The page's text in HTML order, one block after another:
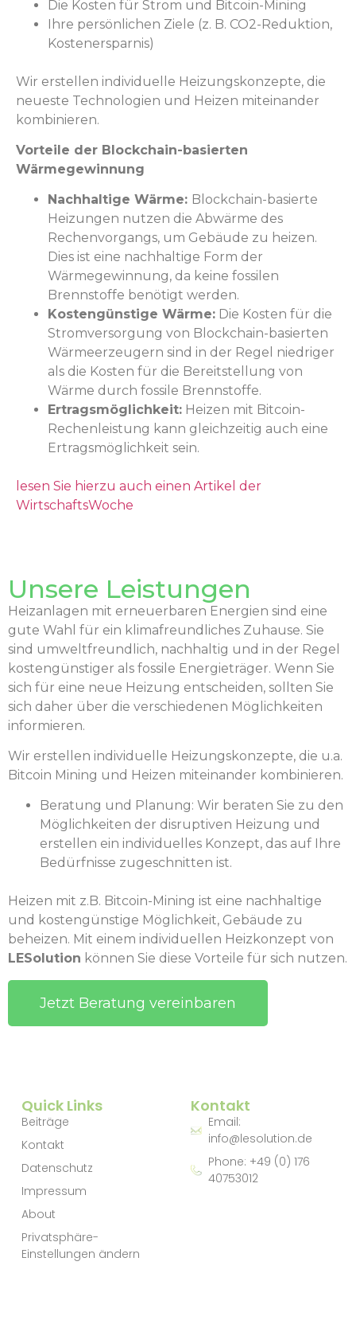
Die Kosten für Strom und Bitcoin-Mining
Ihre persönlichen Ziele (z. B. CO2-Reduktion,
Kostenersparnis)
Wir erstellen individuelle Heizungskonzepte, die
neueste Technologien und Heizen miteinander
kombinieren.
Vorteile der Blockchain-basierten
Wärmegewinnung
Nachhaltige Wärme: Blockchain-basierte
Heizungen nutzen die Abwärme des
Rechenvorgangs, um Gebäude zu heizen.
Dies ist eine nachhaltige Form der
Wärmegewinnung, da keine fossilen
Brennstoffe benötigt werden.
Kostengünstige Wärme: Die Kosten für die
Stromversorgung von Blockchain-basierten
Wärmeerzeugern sind in der Regel niedriger
als die Kosten für die Bereitstellung von
Wärme durch fossile Brennstoffe.
Ertragsmöglichkeit: Heizen mit Bitcoin-
Rechenleistung kann gleichzeitig auch eine
Ertragsmöglichkeit sein.
lesen Sie hierzu auch einen Artikel der
WirtschaftsWoche
Unsere Leistungen
Heizanlagen mit erneuerbaren Energien sind eine
gute Wahl für ein klimafreundliches Zuhause. Sie
sind umweltfreundlich, nachhaltig und in der Regel
kostengünstiger als fossile Energieträger. Wenn Sie
sich für eine neue Heizung entscheiden, sollten Sie
sich daher über die verschiedenen Möglichkeiten
informieren.
Wir erstellen individuelle Heizungskonzepte, die u.a.
Bitcoin Mining und Heizen miteinander kombinieren.
Beratung und Planung: Wir beraten Sie zu den
Möglichkeiten der disruptiven Heizung und
erstellen ein individuelles Konzept, das auf Ihre
Bedürfnisse zugeschnitten ist.
Heizen mit z.B. Bitcoin-Mining ist eine nachhaltige
und kostengünstige Möglichkeit, Gebäude zu
beheizen. Mit einem individuellen Heizkonzept von
LESolution können Sie diese Vorteile für sich nutzen.
Jetzt Beratung vereinbaren
Quick Links
Beiträge
Kontakt
Datenschutz
Impressum
About
Privatsphäre-
Einstellungen ändern
Kontakt
Email:
info@lesolution.de
Phone: +49 (0) 176
40753012